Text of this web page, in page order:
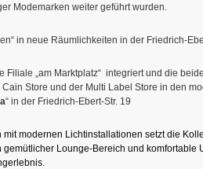
Modemarken weiter geführt wurden.
in neue Räumlichkeiten in der Friedrich-
Filiale „am Marktplatz“ integriert und die
Store und der Multi Label Store in den
“ in der Friedrich-Ebert-Str. 19
modernen Lichtinstallationen setzt die
gemütlicher Lounge-Bereich und komfortable